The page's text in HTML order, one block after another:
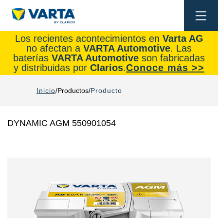
Los recientes acontecimientos en Varta AG
no afectan a VARTA Automotive. Las
baterías VARTA Automotive son fabricadas
y distribuidas por Clarios.Conoce más >>
Inicio Productos Producto
DYNAMIC AGM 550901054